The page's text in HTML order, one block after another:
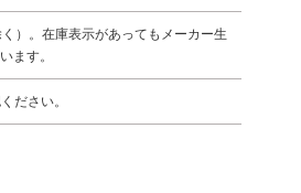
）。在庫表示があってもメーカー生
ます。
ださい。